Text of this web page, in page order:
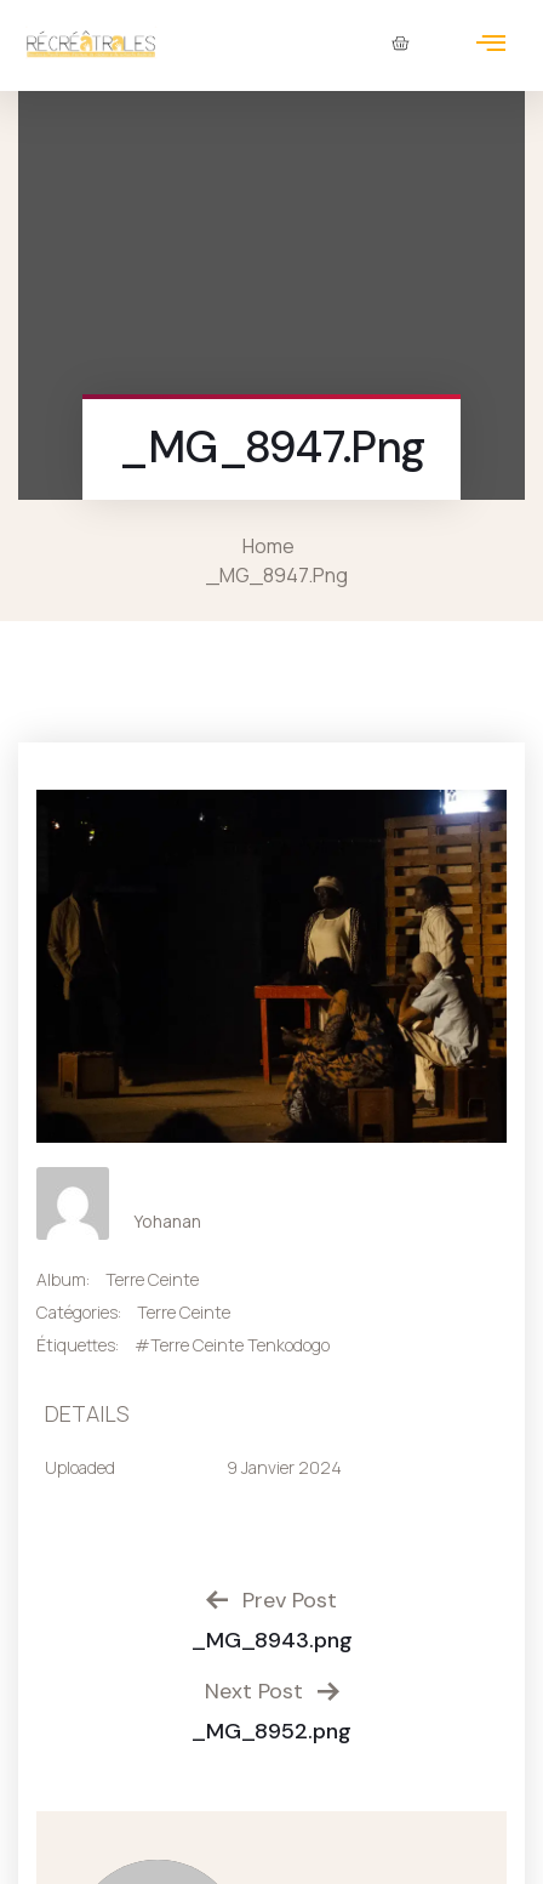
_MG_8947.png
Home
_MG_8947.png
Yohanan
Album:
Terre Ceinte
Catégories:
Terre Ceinte
Étiquettes:
#Terre Ceinte Tenkodogo
DETAILS
Uploaded 9 Janvier 2024
Prev Post
_MG_8943.png
Next Post
_MG_8952.png